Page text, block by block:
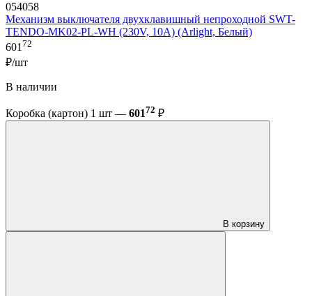
054058
Механизм выключателя двухклавишный непроходной SWT-
TENDO-MK02-PL-WH (230V, 10A) (Arlight, Белый)
60172
₽/шт
В наличии
Коробка (картон) 1 шт — 60172 ₽
В корзину